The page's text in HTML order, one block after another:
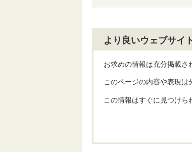
より良いウェブサイ
お求めの情報は充分掲載さ
このページの内容や表現は
この情報はすぐに見つけら